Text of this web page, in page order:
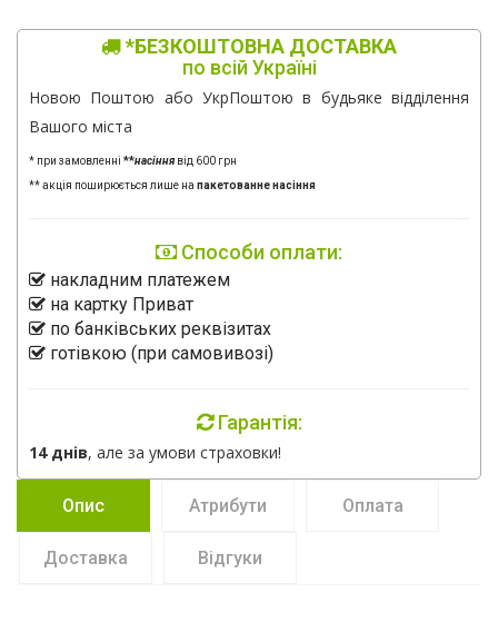
*БЕЗКОШТОВНА ДОСТАВКА
по всій Україні
Новою Поштою або УкрПоштою в будьяке відділення
Вашого міста
* при замовленні **насіннявід 600 грн
** акція поширюється лише на пакетованне насіння
Способи оплати:
накладним платежем
на картку Приват
по банківських реквізитах
готівкою (при самовивозі)
Гарантія:
14 днів, але за умови страховки!
Опис Атрибути Оплата
Доставка Відгуки